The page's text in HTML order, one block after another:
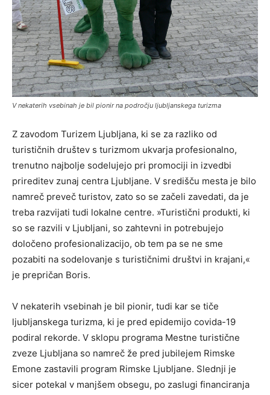
V nekaterih vsebinah je bil pionir na področju ljubljanskega turizma
Z zavodom Turizem Ljubljana, ki se za razliko od
turističnih društev s turizmom ukvarja profesionalno,
trenutno najbolje sodelujejo pri promociji in izvedbi
prireditev zunaj centra Ljubljane. V središču mesta je bilo
namreč preveč turistov, zato so se začeli zavedati, da je
treba razvijati tudi lokalne centre. »Turistični produkti, ki
so se razvili v Ljubljani, so zahtevni in potrebujejo
določeno profesionalizacijo, ob tem pa se ne sme
pozabiti na sodelovanje s turističnimi društvi in krajani,«
je prepričan Boris.
V nekaterih vsebinah je bil pionir, tudi kar se tiče
ljubljanskega turizma, ki je pred epidemijo covida-19
podiral rekorde. V sklopu programa Mestne turistične
zveze Ljubljana so namreč že pred jubilejem Rimske
Emone zastavili program Rimske Ljubljane. Slednji je
sicer potekal v manjšem obsegu, po zaslugi financiranja